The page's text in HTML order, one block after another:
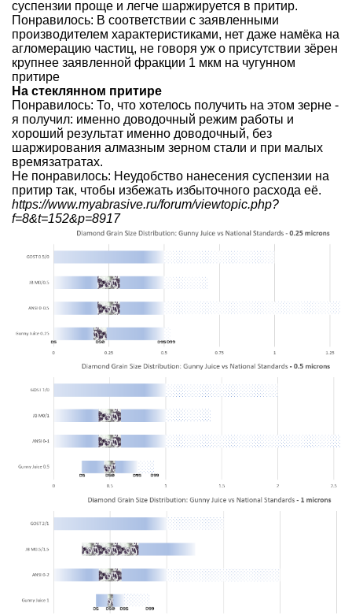
суспензии проще и легче шаржируется в притир.
Понравилось: В соответствии с заявленными
производителем характеристиками, нет даже намёка на
агломерацию частиц, не говоря уж о присутствии зёрен
крупнее заявленной фракции 1 мкм на чугунном
притире
На стеклянном притире
Понравилось: То, что хотелось получить на этом зерне -
я получил: именно доводочный режим работы и
хороший результат именно доводочный, без
шаржирования алмазным зерном стали и при малых
времязатратах.
Не понравилось: Неудобство нанесения суспензии на
притир так, чтобы избежать избыточного расхода её.
https://www.myabrasive.ru/forum/viewtopic.php?
f=8&t=152&p=8917